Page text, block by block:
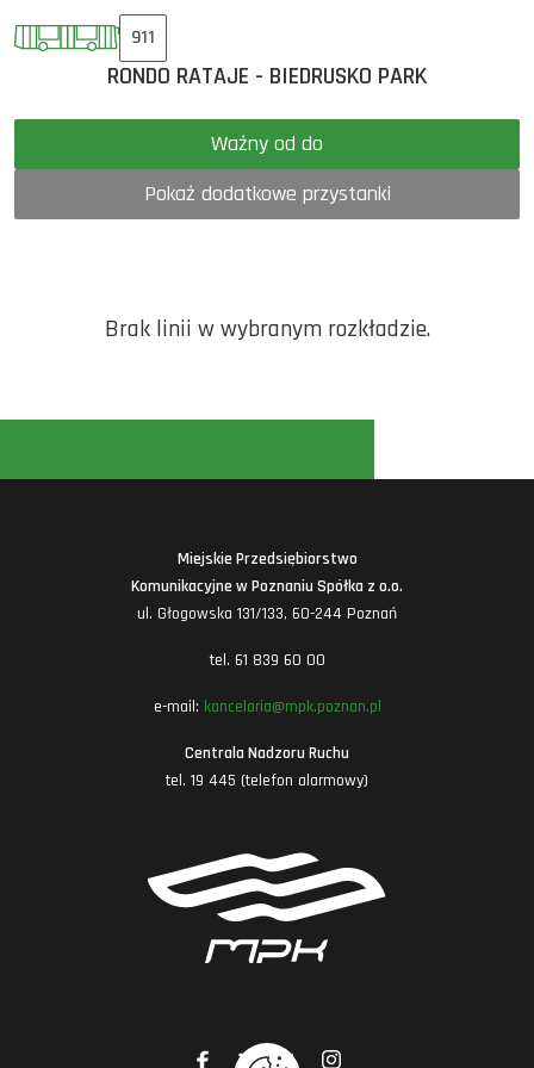
911
RONDO RATAJE - BIEDRUSKO PARK
Ważny od do
Pokaż dodatkowe przystanki
Brak linii w wybranym rozkładzie.
Miejskie Przedsiębiorstwo
Komunikacyjne w Poznaniu Spółka z o.o.
ul. Głogowska 131/133, 60-244 Poznań
tel. 61 839 60 00
e-mail: kancelaria@mpk.poznan.pl
Centrala Nadzoru Ruchu
tel. 19 445 (telefon alarmowy)